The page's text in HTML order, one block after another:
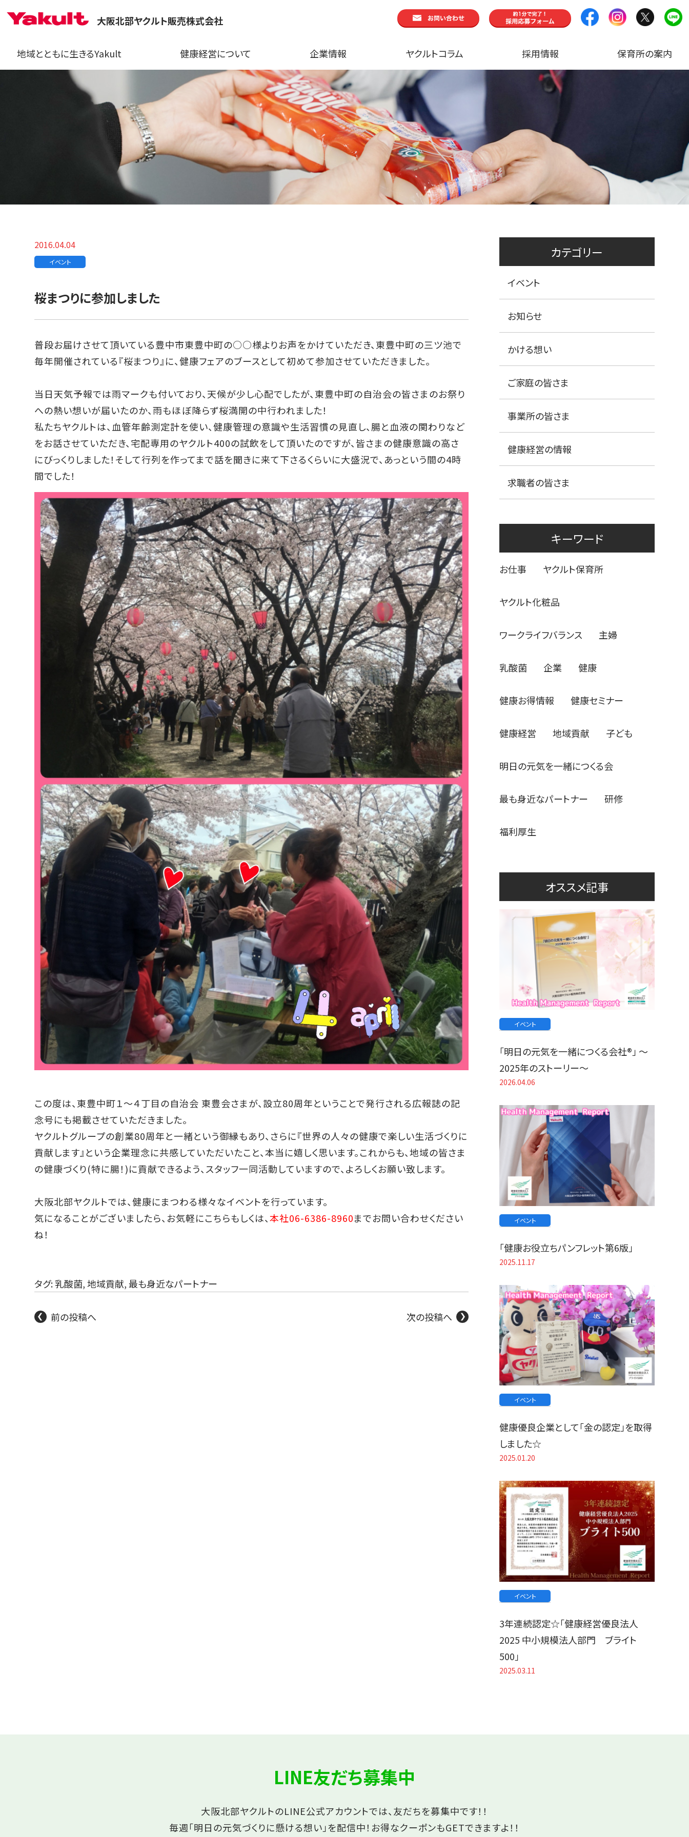
大阪北部ヤクルト販売株式会社
地域とともに生きるYakult 健康経営について 企業情報 ヤクルトコラム 採用情報 保育所の案内
2016.04.04
イベント
桜まつりに参加しました
普段お届けさせて頂いている豊中市東豊中町の○○様よりお声をかけていただき、東豊中町の三ツ池で
毎年開催されている『桜まつり』に、健康フェアのブースとして初めて参加させていただきました。
当日天気予報では雨マークも付いており、天候が少し心配でしたが、東豊中町の自治会の皆さまのお祭り
への熱い想いが届いたのか、雨もほぼ降らず桜満開の中行われました！
私たちヤクルトは、血管年齢測定計を使い、健康管理の意識や生活習慣の見直し、腸と血液の関わりなど
をお話させていただき、宅配専用のヤクルト400の試飲をして頂いたのですが、皆さまの健康意識の高さ
にびっくりしました！そして行列を作ってまで話を聞きに来て下さるくらいに大盛況で、あっという間の4時
間でした！
この度は、東豊中町１～４丁目の自治会 東豊会さまが、設立80周年ということで発行される広報誌の記
念号にも掲載させていただきました。
ヤクルトグループの創業80周年と一緒という御縁もあり、さらに『世界の人々の健康で楽しい生活づくりに
貢献します』という企業理念に共感していただいたこと、本当に嬉しく思います。これからも、地域の皆さま
の健康づくり(特に腸！)に貢献できるよう、スタッフ一同活動していますので、よろしくお願い致します。
大阪北部ヤクルトでは、健康にまつわる様々なイベントを行っています。
気になることがございましたら、お気軽にこちらもしくは、本社06-6386-8960までお問い合わせください
ね！
タグ:乳酸菌,地域貢献,最も身近なパートナー
前の投稿へ 次の投稿へ
カテゴリー
イベント
お知らせ
かける想い
ご家庭の皆さま
事業所の皆さま
健康経営の情報
求職者の皆さま
キーワード
お仕事 ヤクルト保育所
ヤクルト化粧品
ワークライフバランス 主婦
乳酸菌 企業 健康
健康お得情報 健康セミナー
健康経営 地域貢献 子ども
明日の元気を一緒につくる会
最も身近なパートナー 研修
福利厚生
オススメ記事
イベント
「明日の元気を一緒につくる会社®」 〜
2025年のストーリー〜
2026.04.06
イベント
「健康お役立ちパンフレット第6版」
2025.11.17
イベント
健康優良企業として「金の認定」を取得
しました☆
2025.01.20
イベント
3年連続認定☆「健康経営優良法人
2025 中小規模法人部門 ブライト
500」
2025.03.11
LINE友だち募集中
大阪北部ヤクルトのLINE公式アカウントでは、友だちを募集中です！！
毎週「明日の元気づくりに懸ける想い」を配信中！ お得なクーポンもGETできますよ！！